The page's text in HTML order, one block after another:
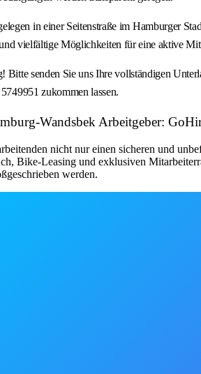
in einer Seitenstraße im Hamburger
vielfältige Möglichkeiten für eine aktive
senden Sie uns Ihre vollständigen
zukommen lassen.
Wandsbek Arbeitgeber:
nicht nur einen sicheren und
Bike-Leasing und exklusiven
werden.